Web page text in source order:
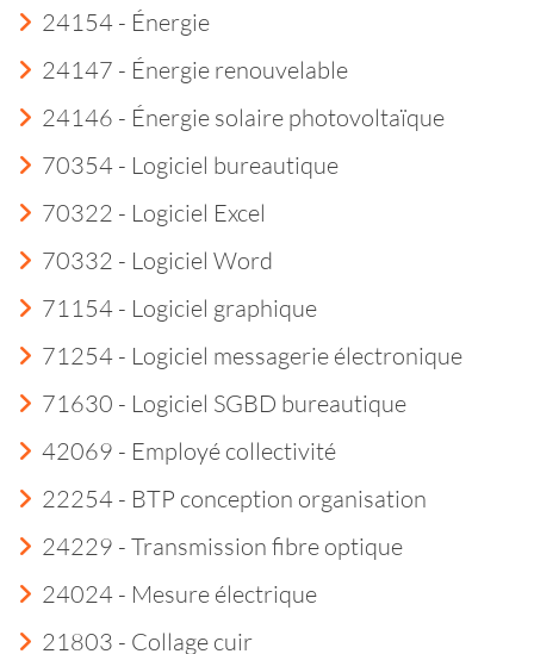
24154 - Énergie
24147 - Énergie renouvelable
24146 - Énergie solaire photovoltaïque
70354 - Logiciel bureautique
70322 - Logiciel Excel
70332 - Logiciel Word
71154 - Logiciel graphique
71254 - Logiciel messagerie électronique
71630 - Logiciel SGBD bureautique
42069 - Employé collectivité
22254 - BTP conception organisation
24229 - Transmission fibre optique
24024 - Mesure électrique
21803 - Collage cuir